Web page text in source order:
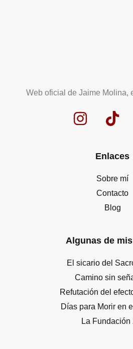
Web oficial de Jaime Molina,
Enlaces
Sobre mí
Contacto
Blog
Algunas de
El sicario del
Camino sin
Refutación del
Días para Morir en
La Fundación